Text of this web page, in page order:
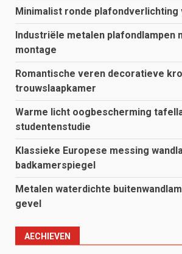
Minimalist ronde plafondverlichting
Industriële metalen plafondlampen
montage
Romantische veren decoratieve
trouwslaapkamer
Warme licht oogbescherming
studentenstudie
Klassieke Europese messing
badkamerspiegel
Metalen waterdichte
gevel
AECHIEVEN